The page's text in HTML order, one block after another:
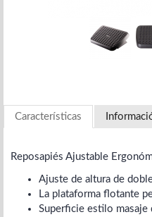
Características
Reposapiés Ajustable
Ajuste de altura de
La plataforma flotante
Superficie estilo masaje